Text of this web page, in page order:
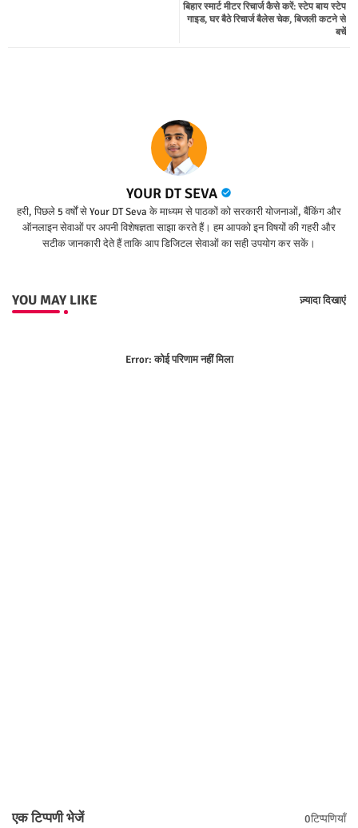
tsap
बिहार स्मार्ट मीटर रिचार्ज कैसे करें: स्टेप बाय स्टेप
गाइड, घर बैठे रिचार्ज बैलेस चेक, बिजली कटने से
बचें
YOUR DT SEVA
हरी, पिछले 5 वर्षों से Your DT Seva के माध्यम से पाठकों को सरकारी योजनाओं, बैंकिंग और
ऑनलाइन सेवाओं पर अपनी विशेषज्ञता साझा करते हैं। हम आपको इन विषयों की गहरी और
सटीक जानकारी देते हैं ताकि आप डिजिटल सेवाओं का सही उपयोग कर सकें।
YOU MAY LIKE ज़्यादा दिखाएं
Error:कोई परिणाम नहीं मिला
एक टिप्पणी भेजें 0टिप्पणियाँ